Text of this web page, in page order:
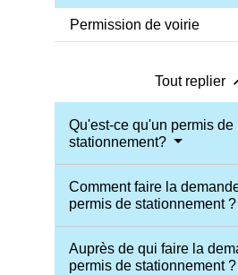
Permission de voirie
Tout replier
Qu'est-ce qu'un permis de
stationnement?
Comment faire la
permis de stationnement ?
Auprès de qui faire la
permis de stationnement ?